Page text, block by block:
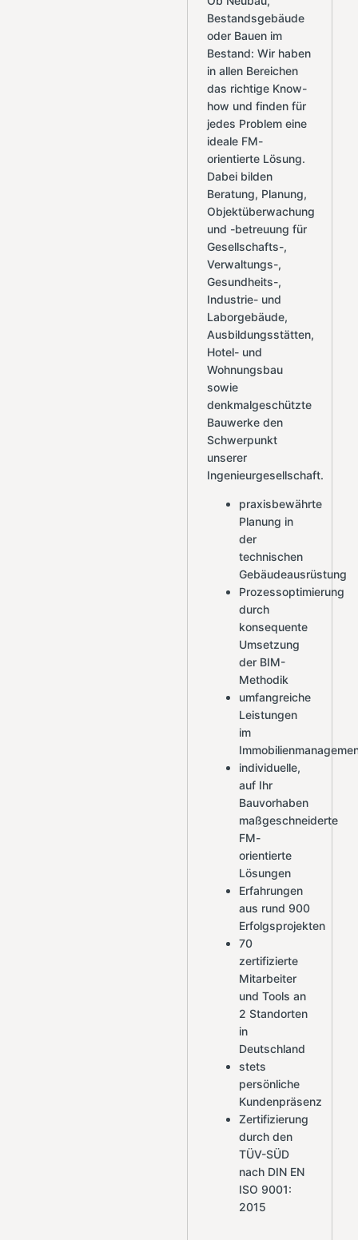
Bestandsgebäude
oder Bauen im
Bestand: Wir haben
in allen Bereichen
das richtige Know-
how und finden für
jedes Problem eine
ideale FM-
orientierte Lösung.
Dabei bilden
Beratung, Planung,
Objektüberwachung
und -betreuung für
Gesellschafts-,
Verwaltungs-,
Gesundheits-,
Industrie- und
Laborgebäude,
Ausbildungsstätten,
Hotel- und
Wohnungsbau
sowie
denkmalgeschützte
Bauwerke den
Schwerpunkt
unserer
Ingenieurgesellschaft.
praxisbewährte
Planung in
der
technischen
Gebäudeausrüstung
Prozessoptimierung
durch
konsequente
Umsetzung
der BIM-
Methodik
umfangreiche
Leistungen
im
individuelle,
auf Ihr
Bauvorhaben
maßgeschneiderte
FM-
orientierte
Lösungen
Erfahrungen
aus rund 900
Erfolgsprojekten
70
zertifizierte
Mitarbeiter
und Tools an
2 Standorten
in
Deutschland
stets
persönliche
Kundenpräsenz
Zertifizierung
durch den
TÜV-SÜD
nach DIN EN
ISO 9001:
2015